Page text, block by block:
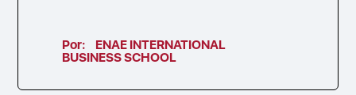
Por:
ENAE INTERNATIONAL
BUSINESS SCHOOL